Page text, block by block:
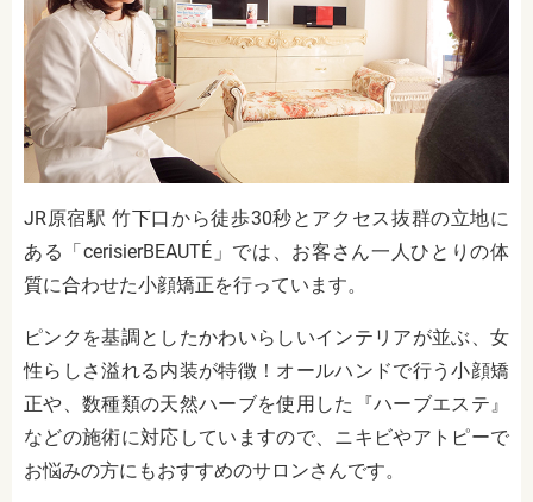
JR原宿駅 竹下口から徒歩30秒とアクセス抜群の立地に
ある「cerisierBEAUTÉ」では、お客さん一人ひとりの体
質に合わせた小顔矯正を行っています。
ピンクを基調としたかわいらしいインテリアが並ぶ、女
性らしさ溢れる内装が特徴！オールハンドで行う小顔矯
正や、数種類の天然ハーブを使用した『ハーブエステ』
などの施術に対応していますので、ニキビやアトピーで
お悩みの方にもおすすめのサロンさんです。